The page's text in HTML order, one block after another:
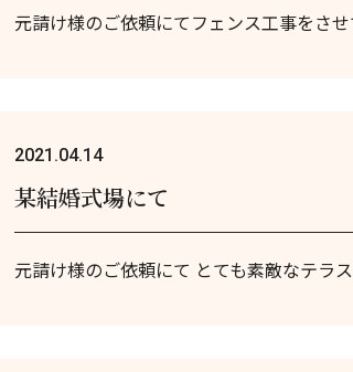
元請け様のご依頼にてフェンス工事をさ
2021.04.14
某結婚式場にて
元請け様のご依頼にて とても素敵なテラ